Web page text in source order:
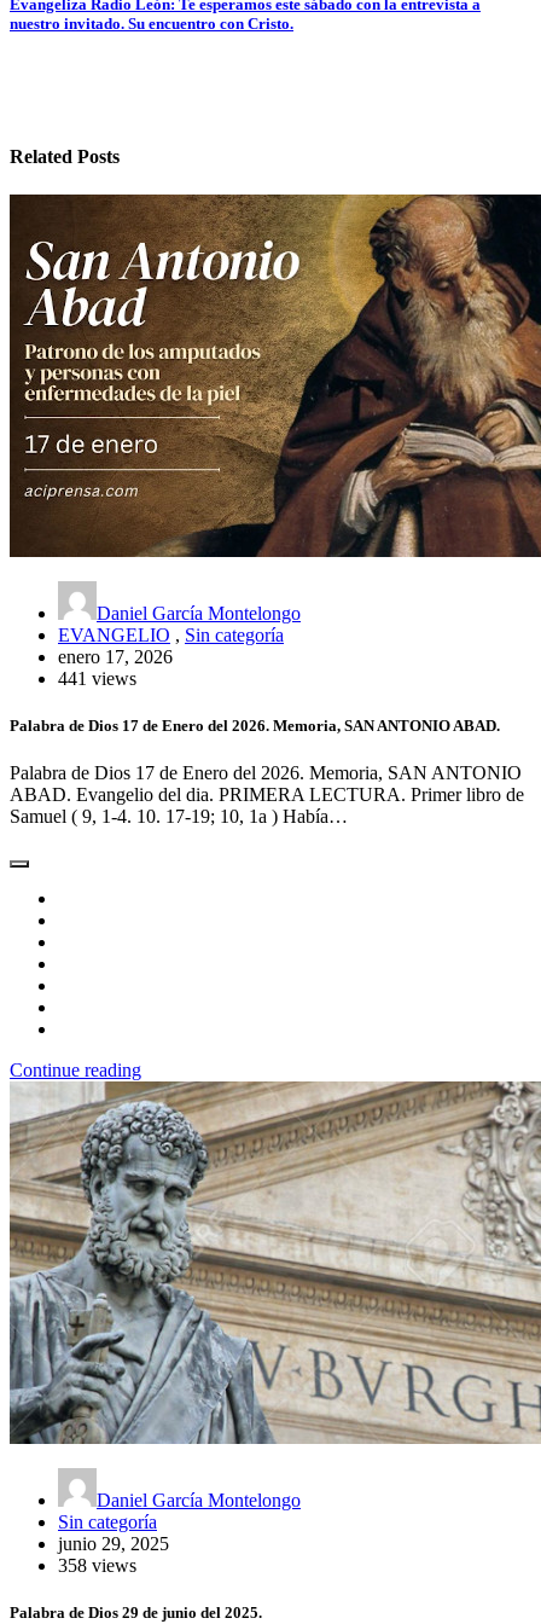
entradas
Evangeliza Radio León: Te esperamos este sábado con la entrevista a
nuestro invitado. Su encuentro con Cristo.
Related Posts
Daniel García Montelongo
EVANGELIO , Sin categoría
enero 17, 2026
441 views
Palabra de Dios 17 de Enero del 2026. Memoria, SAN ANTONIO ABAD.
Palabra de Dios 17 de Enero del 2026. Memoria, SAN ANTONIO
ABAD. Evangelio del dia. PRIMERA LECTURA. Primer libro de
Samuel ( 9, 1-4. 10. 17-19; 10, 1a ) Había…
Continue reading
Daniel García Montelongo
Sin categoría
junio 29, 2025
358 views
Palabra de Dios 29 de junio del 2025.